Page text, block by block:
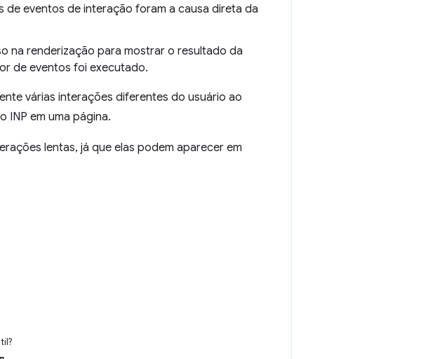
eventos de interação foram a causa direta da
na renderização para mostrar o resultado da
de eventos foi executado.
várias interações diferentes do usuário ao
INP em uma página.
lentas, já que elas podem aparecer em